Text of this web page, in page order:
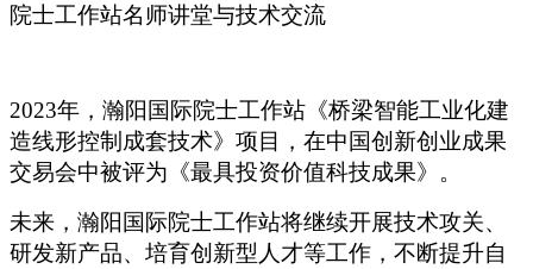
院士工作站名师讲堂与技术交流
2023年，瀚阳国际院士工作站《桥梁智能工业化建
造线形控制成套技术》项目，在中国创新创业成果
交易会中被评为《最具投资价值科技成果》。
未来，瀚阳国际院士工作站将继续开展技术攻关、
研发新产品、培育创新型人才等工作，不断提升自